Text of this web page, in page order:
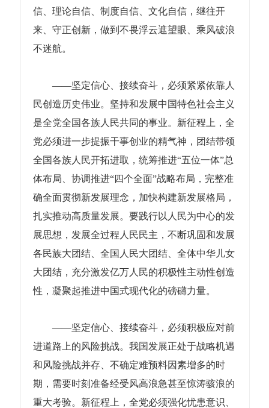
信、理论自信、制度自信、文化自信，继往开
来、守正创新，做到不畏浮云遮望眼、乘风破浪
不迷航。
——坚定信心、接续奋斗，必须紧紧依靠人
民创造历史伟业。坚持和发展中国特色社会主义
是全党全国各族人民共同的事业。新征程上，全
党必须进一步提振干事创业的精气神，团结带领
全国各族人民开拓进取，统筹推进“五位一体”总
体布局、协调推进“四个全面”战略布局，完整准
确全面贯彻新发展理念，加快构建新发展格局，
扎实推动高质量发展。要践行以人民为中心的发
展思想，发展全过程人民民主，不断巩固和发展
各民族大团结、全国人民大团结、全体中华儿女
大团结，充分激发亿万人民的积极性主动性创造
性，凝聚起推进中国式现代化的磅礴力量。
——坚定信心、接续奋斗，必须积极应对前
进道路上的风险挑战。我国发展正处于战略机遇
和风险挑战并存、不确定难预料因素增多的时
期，需要时刻准备经受风高浪急甚至惊涛骇浪的
重大考验。新征程上，全党必须强化忧患意识、